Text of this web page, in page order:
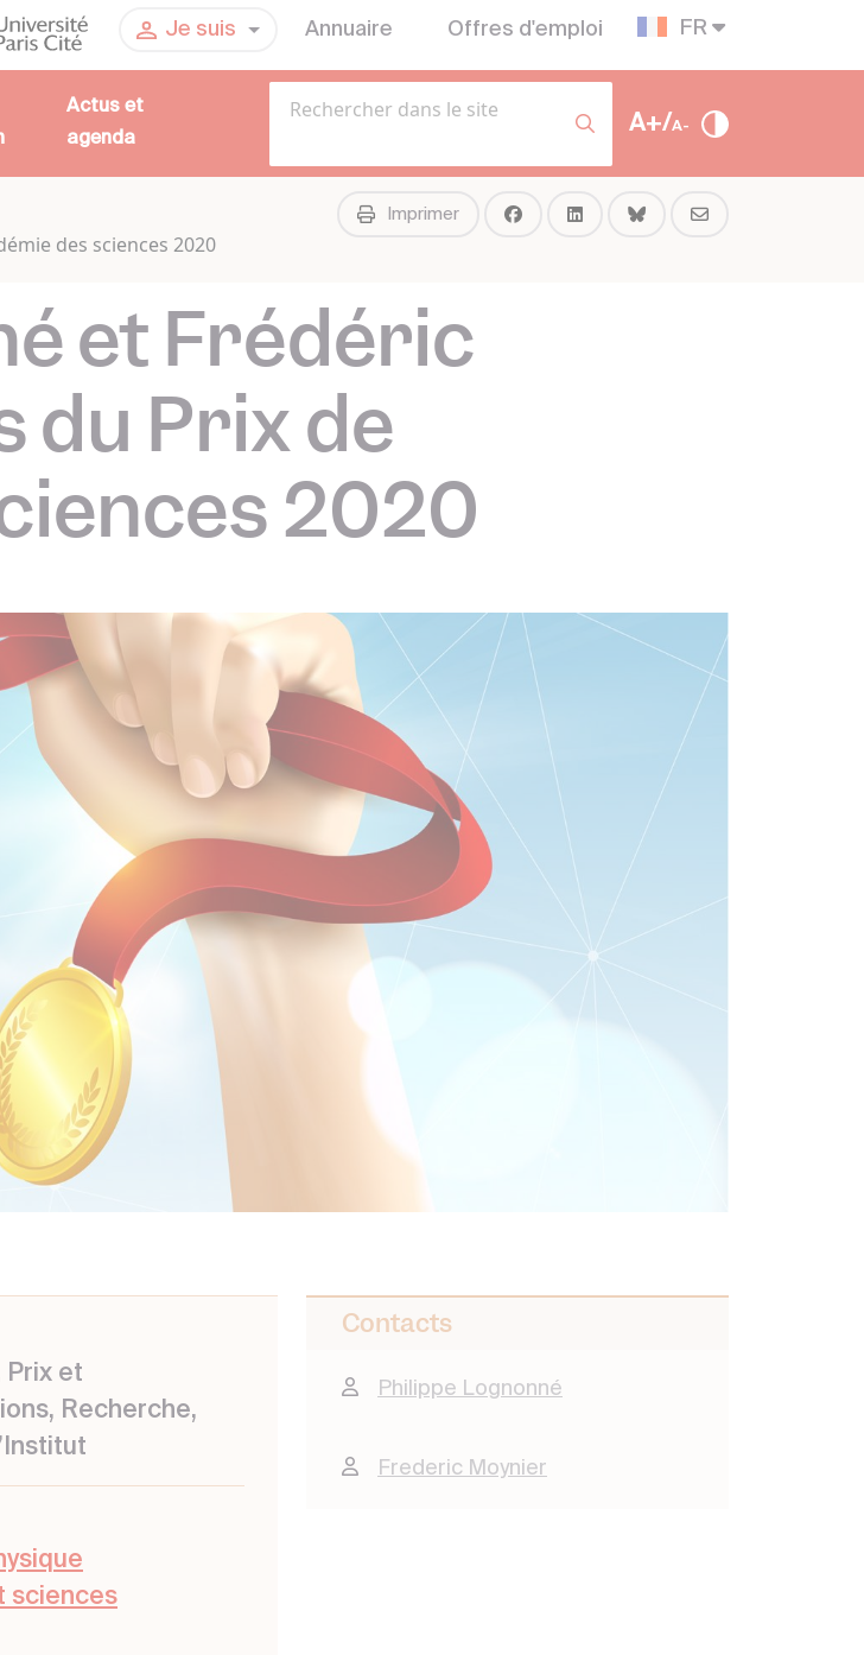
Je suis Annuaire Offres d'emploi FR
Actus et
agenda
A+/A-
des sciences 2020
Imprimer
et Frédéric
du Prix de
2020
Prix et
Recherche,
sciences
Contacts
Philippe Lognonné
Frederic Moynier